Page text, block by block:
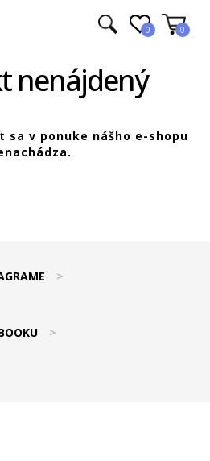
0 0
nenájdený
sa v ponuke nášho e-shopu
>
>